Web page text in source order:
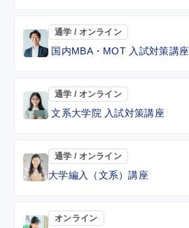
通学 / オンライン
国内MBA・MOT 入試対策講座
通学 / オンライン
文系大学院 入試対策講座
通学 / オンライン
大学編入（文系）講座
オンライン